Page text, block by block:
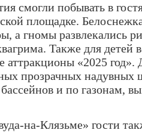
смогли побывать в
площадке.
а гномы развлекались
Также для детей
аттракционы «2025 год».
прозрачных надувных
и по газонам,
на-Клязьме» гости